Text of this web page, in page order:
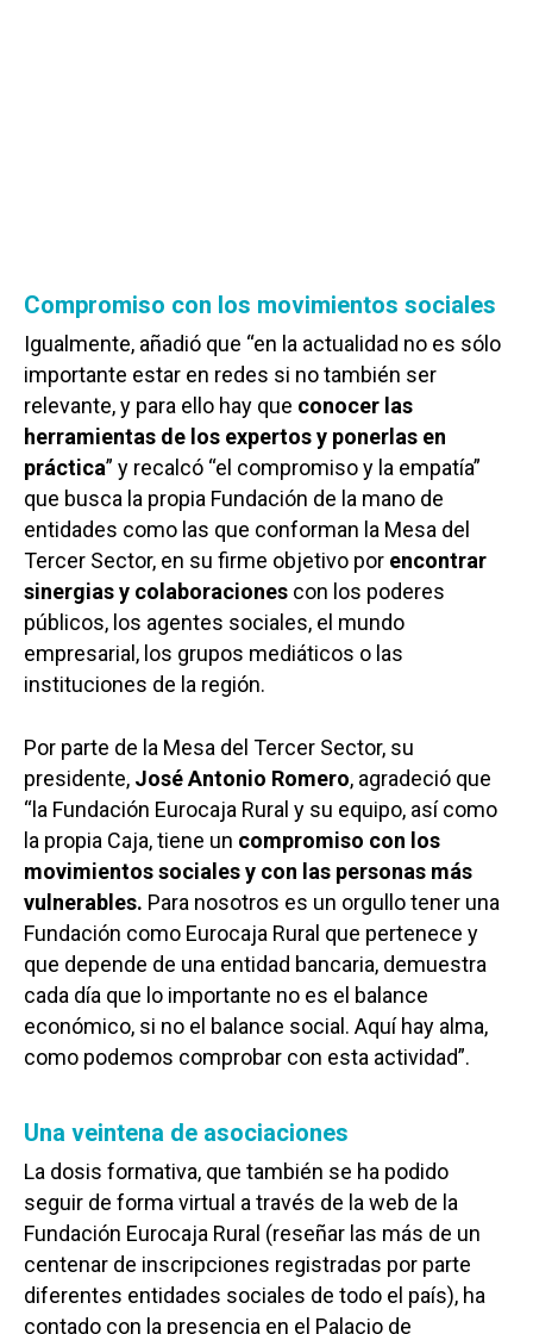
Compromiso con los movimientos sociales
Igualmente, añadió que “en la actualidad no es sólo
importante estar en redes si no también ser
relevante, y para ello hay que conocer las
herramientas de los expertos y ponerlas en
práctica” y recalcó “el compromiso y la empatía”
que busca la propia Fundación de la mano de
entidades como las que conforman la Mesa del
Tercer Sector, en su firme objetivo por encontrar
sinergias y colaboraciones con los poderes
públicos, los agentes sociales, el mundo
empresarial, los grupos mediáticos o las
instituciones de la región.
Por parte de la Mesa del Tercer Sector, su
presidente, José Antonio Romero, agradeció que
“la Fundación Eurocaja Rural y su equipo, así como
la propia Caja, tiene un compromiso con los
movimientos sociales y con las personas más
vulnerables. Para nosotros es un orgullo tener una
Fundación como Eurocaja Rural que pertenece y
que depende de una entidad bancaria, demuestra
cada día que lo importante no es el balance
económico, si no el balance social. Aquí hay alma,
como podemos comprobar con esta actividad”.
Una veintena de asociaciones
La dosis formativa, que también se ha podido
seguir de forma virtual a través de la web de la
Fundación Eurocaja Rural (reseñar las más de un
centenar de inscripciones registradas por parte
diferentes entidades sociales de todo el país), ha
contado con la presencia en el Palacio de